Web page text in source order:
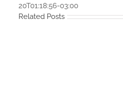
20T01:18:56-03:00
Related Posts